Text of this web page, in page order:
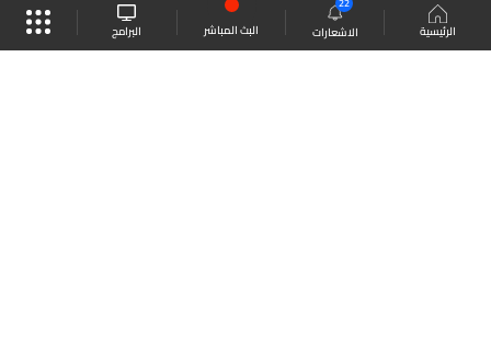
الرئيسية الاشعارات البث المباشر البرامج
موقع البرامج الجدول البث المباشر